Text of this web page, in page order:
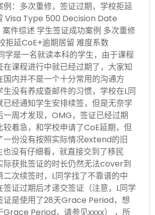
例：多次重修，签证过期，学校拒延
Visa Type 500 Decision Date
案件综述 学生签证成功案例 多次重修
拒延CoE+逾期居留 难度系数
一名就读本科的学生，由于课程
在课程进行中就已经过期了，大家知
国内并不是一个十分常用的沟通方
生没有养成查邮件的习惯，学校在L同
已经通知学生安排续签，但是无奈学
一周才发现，OMG，签证已经过期
较着急，和学校申请了CoE延期，但
一份没有按照实际情况extend的旧
没有仔细看，就直接交到了移民
际获批签证的时长仍然无法cover到
次续签时，L同学找了不靠谱的中
证过期后才递交签证（注意，L同学
证是使用了28天Grace Period，想
Grace Period，请参见xxxx） ，所